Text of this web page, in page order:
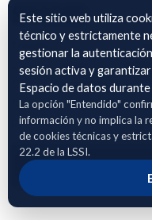
SF1540
Modelo con un nivel de
con un conjunto de
07_Documentation, para
ficha técnica en PDF.
propio IFC.
Adhierete
Este sitio web utiliza
técnico y estrictamente
gestionar la
sesión activa y
Espacio de datos
La opción "Entendido"
información y no implica la
de cookies técnicas y
22.2 de la LSSI.